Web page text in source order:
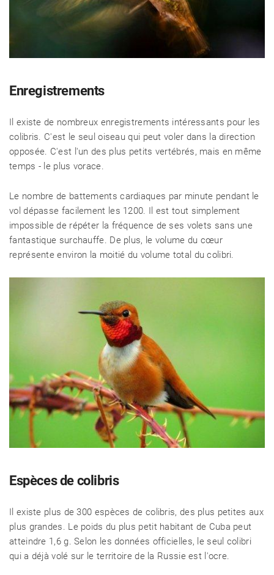
Enregistrements
Il existe de nombreux enregistrements intéressants pour les
colibris. C'est le seul oiseau qui peut voler dans la direction
opposée. C'est l'un des plus petits vertébrés, mais en même
temps - le plus vorace.
Le nombre de battements cardiaques par minute pendant le
vol dépasse facilement les 1200. Il est tout simplement
impossible de répéter la fréquence de ses volets sans une
fantastique surchauffe. De plus, le volume du cœur
représente environ la moitié du volume total du colibri.
Espèces de colibris
Il existe plus de 300 espèces de colibris, des plus petites aux
plus grandes. Le poids du plus petit habitant de Cuba peut
atteindre 1,6 g. Selon les données officielles, le seul colibri
qui a déjà volé sur le territoire de la Russie est l'ocre.